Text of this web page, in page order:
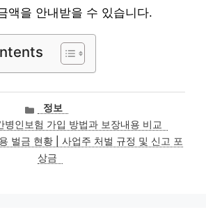
액을 안내받을 수 있습니다.
카
테
고
리
정보
병인보험 가입 방법과 보장내용 비교
벌금 현황 | 사업주 처벌 규정 및 신고 포
상금